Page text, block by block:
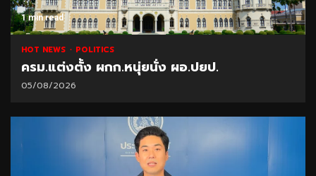
1 min read
HOT NEWS POLITICS
ครม.แต่งตั้ง ผกก.หนุ่ยนั่ง ผอ.ปยป.
05/08/2026